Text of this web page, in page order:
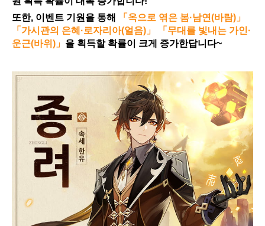
또한, 이벤트 기원을 통해
「옥으로 엮은 봄·남연(바람)」
「가시관의 은혜·로자리아(얼음)」 「무대를 빛내는 가인·
운근(바위)」 을 획득할 확률이 크게 증가한답니다~